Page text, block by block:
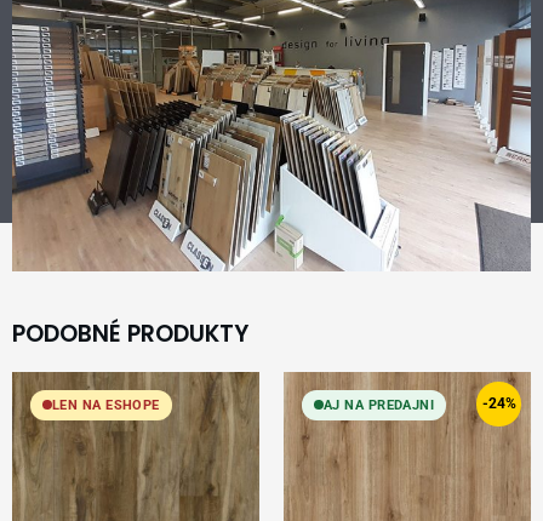
PODOBNÉ PRODUKTY
LEN NA ESHOPE -24%
AJ NA PREDAJNI
Original
price
was:
24,99 €.
Current
price
is:
18,99 €.